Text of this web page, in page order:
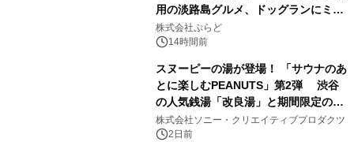
用の淡路島グルメ、ドッグランにミニ
プール グランピングとトレーラーハウ
スの2施設で
株式会社ぷらど
14時間前
スヌーピーの湯が登場！ 「サウナのあ
とに楽しむPEANUTS」第2弾 渋谷
の人気銭湯「改良湯」と期間限定のコ
ラボレーション サウナイキタイコラ
ボグッズも発売決定！
株式会社ソニー・クリエイティブプロダクツ
2日前